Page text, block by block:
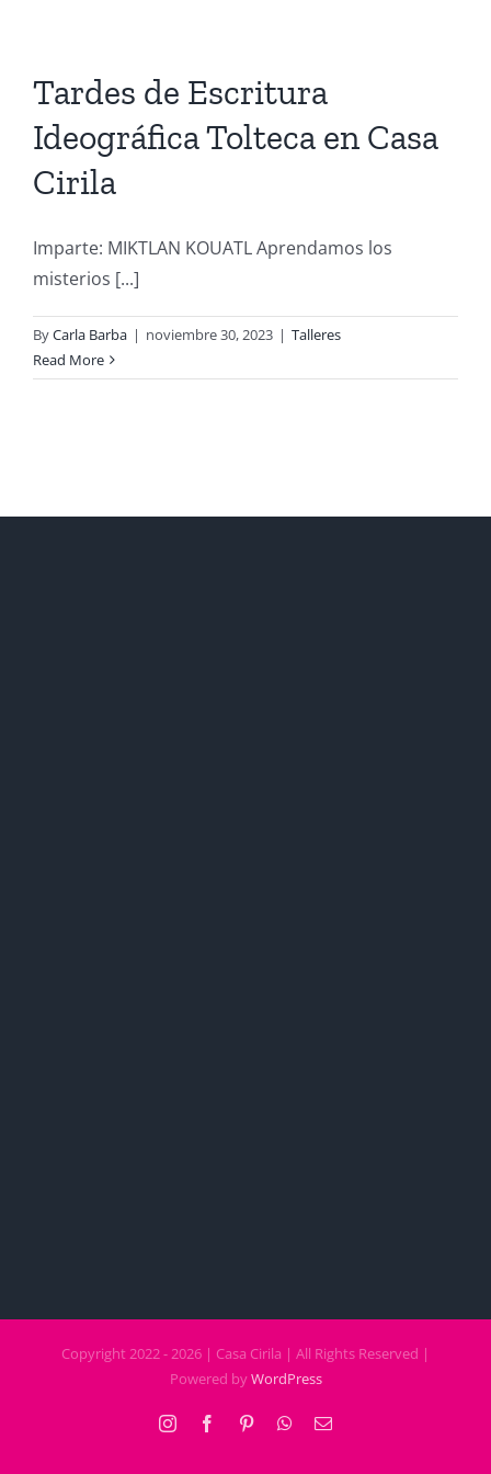
Tardes de Escritura
Ideográfica Tolteca en Casa
Cirila
Imparte: MIKTLAN KOUATL Aprendamos los
misterios [...]
ByCarla Barba | noviembre 30, 2023 | Talleres
Read More
Copyright 2022 - 2026 | Casa Cirila | All Rights Reserved |
Powered byWordPress
InstagramFacebookPinterestWhatsApp
Email